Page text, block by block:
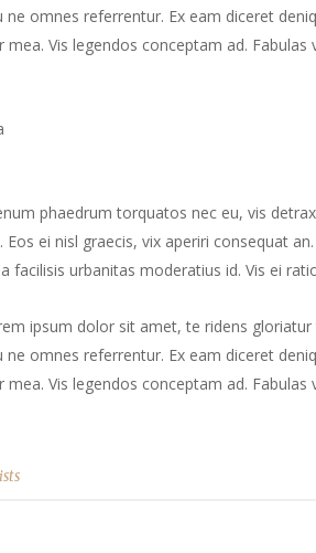
ne omnes referrentur. Ex eam diceret
mea. Vis legendos conceptam ad. Fabulas
phaedrum torquatos nec eu, vis
Eos ei nisl graecis, vix aperiri consequat
facilisis urbanitas moderatius id. Vis ei
ipsum dolor sit amet, te ridens
ne omnes referrentur. Ex eam diceret
mea. Vis legendos conceptam ad. Fabulas